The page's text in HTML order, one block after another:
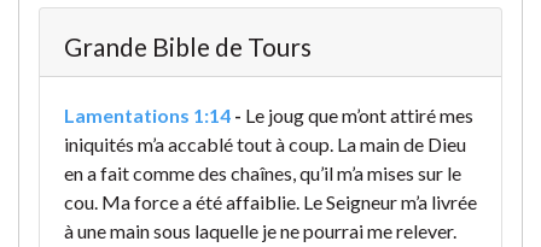
Grande Bible de Tours
Lamentations 1:14 - Le joug que m’ont attiré mes
iniquités m’a accablé tout à coup. La main de Dieu
en a fait comme des chaînes, qu’il m’a mises sur le
cou. Ma force a été affaiblie. Le Seigneur m’a livrée
à une main sous laquelle je ne pourrai me relever.